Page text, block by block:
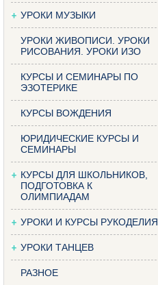
УРОКИ МУЗЫКИ
УРОКИ ЖИВОПИСИ. УРОКИ
РИСОВАНИЯ. УРОКИ ИЗО
КУРСЫ И СЕМИНАРЫ ПО
ЭЗОТЕРИКЕ
КУРСЫ ВОЖДЕНИЯ
ЮРИДИЧЕСКИЕ КУРСЫ И
СЕМИНАРЫ
КУРСЫ ДЛЯ ШКОЛЬНИКОВ,
ПОДГОТОВКА К
ОЛИМПИАДАМ
УРОКИ И КУРСЫ РУКОДЕЛИЯ
УРОКИ ТАНЦЕВ
РАЗНОЕ